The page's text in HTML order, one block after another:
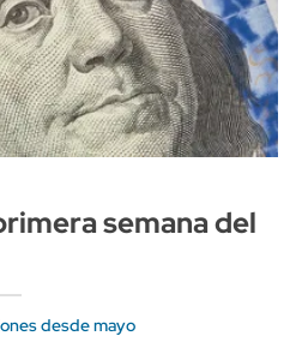
semana del
desde mayo